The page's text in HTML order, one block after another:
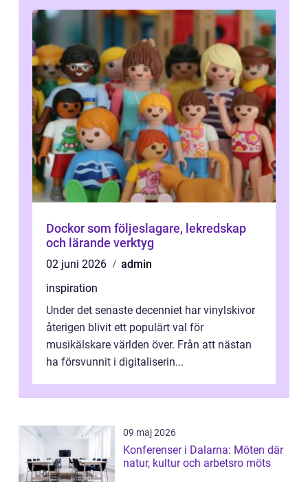
Dockor som följeslagare, lekredskap
och lärande verktyg
02 juni 2026
admin
inspiration
Under det senaste decenniet har vinylskivor
återigen blivit ett populärt val för
musikälskare världen över. Från att nästan
ha försvunnit i digitaliserin...
09 maj 2026
Konferenser i Dalarna: Möten där
natur, kultur och arbetsro möts